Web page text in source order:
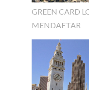
GREEN CARD
MENDAFTAR